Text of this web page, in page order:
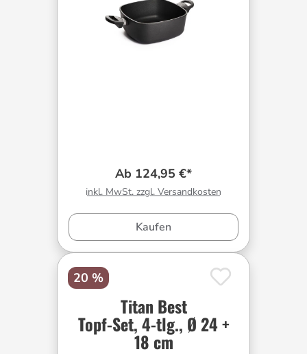
Ab 124,95 €*
inkl. MwSt. zzgl. Versandkosten
Kaufen
20 %
Titan Best
Topf-Set, 4-tlg., Ø 24 +
18 cm